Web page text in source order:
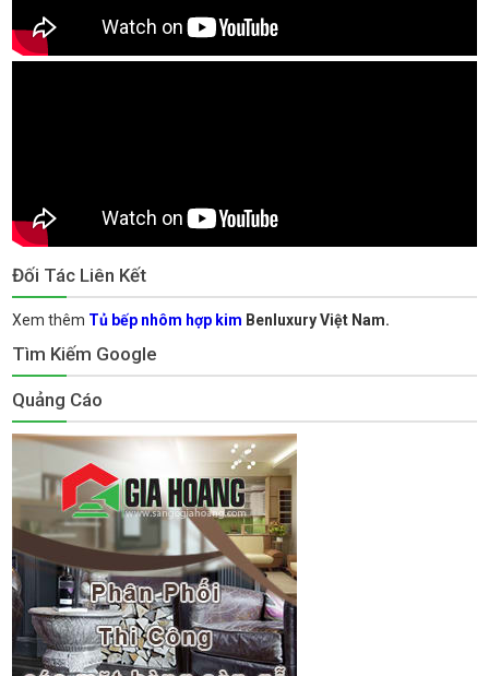
Đối Tác Liên Kết
Xem thêm Tủ bếp nhôm hợp kim Benluxury Việt Nam.
Tìm Kiếm Google
Quảng Cáo